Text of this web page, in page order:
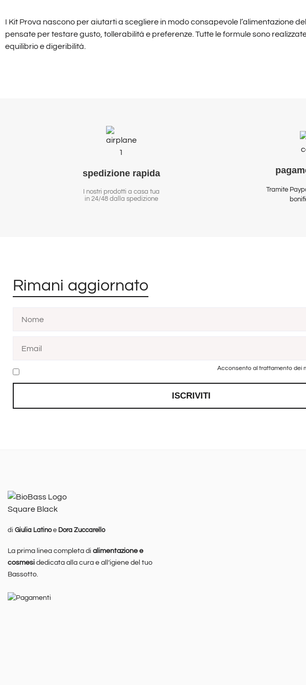
I Kit Prova nascono per aiutarti a scegliere in modo consapevole l’alimentazione
pensate per testare gusto, tollerabilità e preferenze. Tutte le formule sono
equilibrio e digeribilità.
spedizione rapida
I nostri prodotti a casa tua
in 24/48 dalla spedizione
Tramite
Rimani aggiornato
Acconsento al trattamento dei
ISCRIVITI
di Giulia Latinoe Dora Zuccarello
La prima linea completa di alimentazione e
cosmesi dedicata alla cura e all’igiene del tuo
Bassotto.